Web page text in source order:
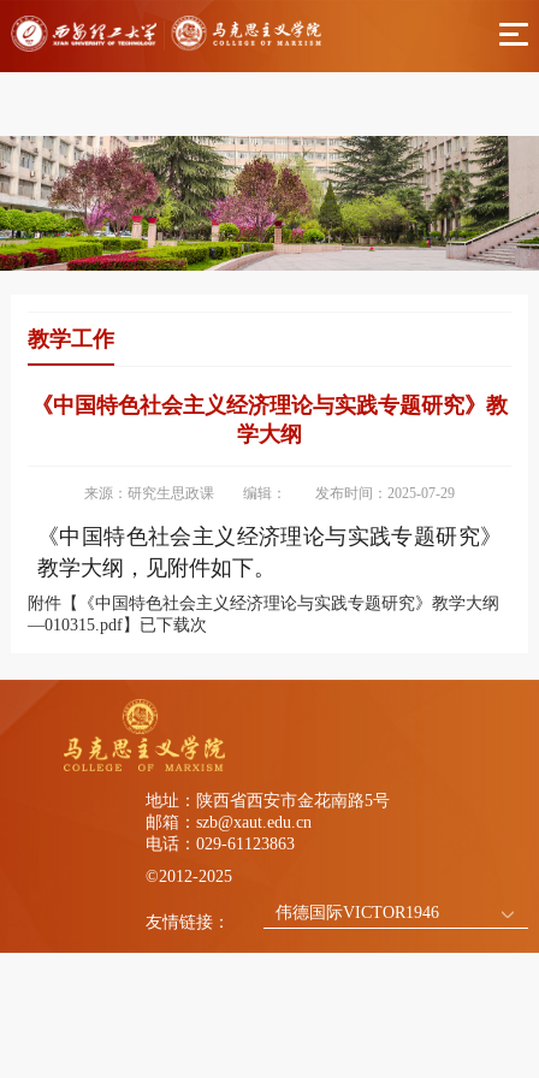
伟德国际(bv1946·源于英国)官方网站-Officials
Website
教学工作
《中国特色社会主义经济理论与实践专题研究》教
学大纲
来源：研究生思政课 编辑： 发布时间：2025-07-29
《中国特色社会主义经济理论与实践专题研究》
教学大纲，见附件如下。
附件【
《中国特色社会主义经济理论与实践专题研究》教学大纲
—010315.pdf】已下载次
地址：陕西省西安市金花南路5号
邮箱：szb@xaut.edu.cn
电话：029-61123863
©2012-2025
友情链接：
伟德国际VICTOR1946